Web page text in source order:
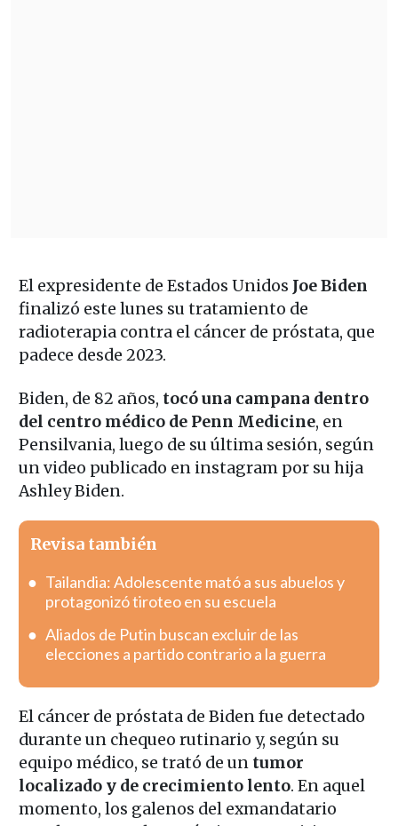
El expresidente de Estados Unidos Joe Biden
finalizó este lunes su tratamiento de
radioterapia contra el cáncer de próstata, que
padece desde 2023.
Biden, de 82 años, tocó una campana dentro
del centro médico de Penn Medicine, en
Pensilvania, luego de su última sesión, según
un video publicado en instagram por su hija
Ashley Biden.
Revisa también
Tailandia: Adolescente mató a sus abuelos y
protagonizó tiroteo en su escuela
Aliados de Putin buscan excluir de las
elecciones a partido contrario a la guerra
El cáncer de próstata de Biden fue detectado
durante un chequeo rutinario y, según su
equipo médico, se trató de un tumor
localizado y de crecimiento lento. En aquel
momento, los galenos del exmandatario